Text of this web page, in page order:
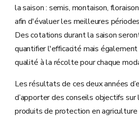
la saison : semis, montaison,
afin d'évaluer les meilleures
Des cotations durant la saison
quantifier l'efficacité mais
qualité à la récolte pour chaque
Les résultats de ces deux années
d’apporter des conseils objectifs sur
produits de protection en